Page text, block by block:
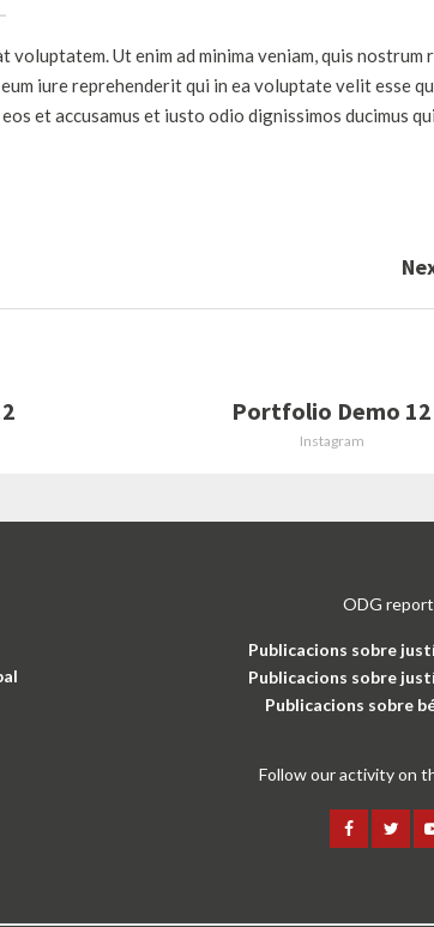
Ut enim ad minima veniam, quis nostrum
iure reprehenderit qui in ea voluptate velit esse
et accusamus et iusto odio dignissimos ducimus
Portfolio Demo 12
Instagram
ODG
Publicacions sobre
Publicacions sobre
Publicacions sobre
Follow our activity on